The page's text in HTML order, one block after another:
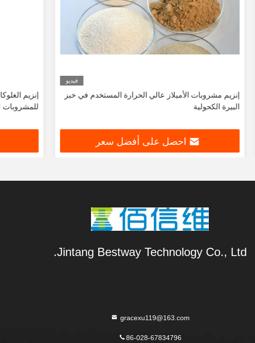
فيديو
إنزيم مشروبات الأميلاز عالي الحرارة المستخدم في خبز
البيرة الكحولية
احصل على أفضل سعر
إنزيم
للمشروبات
Jintang Bestway Technology Co., Ltd.
gracexu119@163.com
86-028-67834796